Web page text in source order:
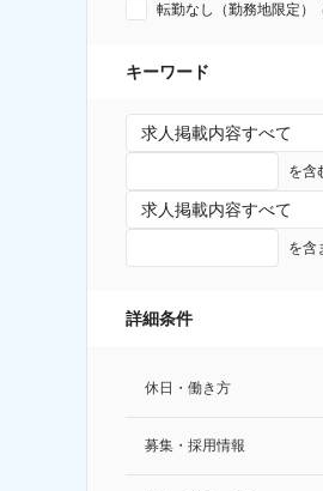
転勤なし（勤務地限定）
キーワード
求人掲載内容すべて
を含
求人掲載内容すべて
を含
詳細条件
休日・働き方
募集・採用情報